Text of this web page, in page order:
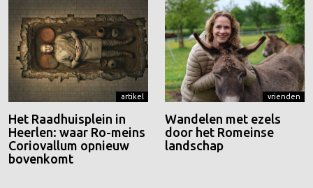
artikel
Het Raadhuisplein in
Heerlen: waar Ro-meins
Coriovallum opnieuw
bovenkomt
vrienden
Wandelen met ezels
door het Romeinse
landschap